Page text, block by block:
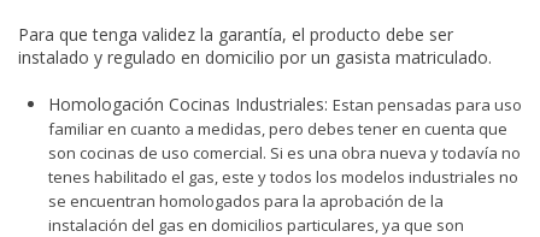
Para que tenga validez la garantía, el producto debe ser
instalado y regulado en domicilio por un gasista matriculado.
Homologación Cocinas Industriales: Estan pensadas para uso
familiar en cuanto a medidas, pero debes tener en cuenta que
son cocinas de uso comercial. Si es una obra nueva y todavía no
tenes habilitado el gas, este y todos los modelos industriales no
se encuentran homologados para la aprobación de la
instalación del gas en domicilios particulares, ya que son